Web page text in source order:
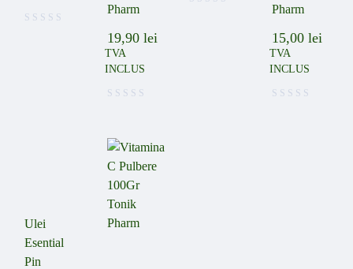
Pharm
19,90 lei
TVA
INCLUS
Pharm
15,00 lei
TVA
INCLUS
Ulei
Esential
Pin